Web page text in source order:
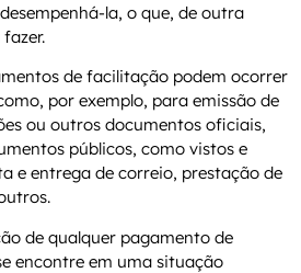
la, o que, de outra
de facilitação podem ocorrer
por exemplo, para emissão de
ou outros documentos oficiais,
públicos, como vistos e
e entrega de correio, prestação de
de qualquer pagamento de
encontre em uma situação